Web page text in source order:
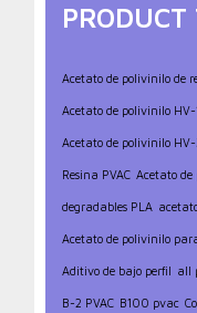
PRODUCT
Acetato de polivinilo de
Acetato de polivinilo HV-
Acetato de polivinilo HV-
Resina PVAC Acetato
degradables PLA
Acetato de polivinilo
Aditivo de bajo perfil all
B-2 PVAC B100 pvac